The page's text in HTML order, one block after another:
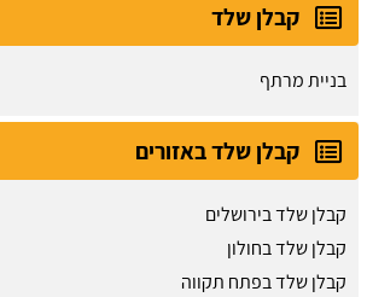
קבלן שלד
בניית מרתף
קבלן שלד באזורים
קבלן שלד בירושלים
קבלן שלד בחולון
קבלן שלד בפתח תקווה